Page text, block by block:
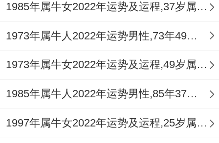
1985年属牛女2022年运势及运程,37岁属牛人2022全年每月运势女性如何
1973年属牛人2022年运势男性,73年49岁属牛男2022年每月运程怎么样
1973年属牛女2022年运势及运程,49岁属牛人2022全年每月运势女性如何
1985年属牛人2022年运势男性,85年37岁属牛男2022年每月运程怎么样
1997年属牛女2022年运势及运程,25岁属牛人2022全年每月运势女性如何